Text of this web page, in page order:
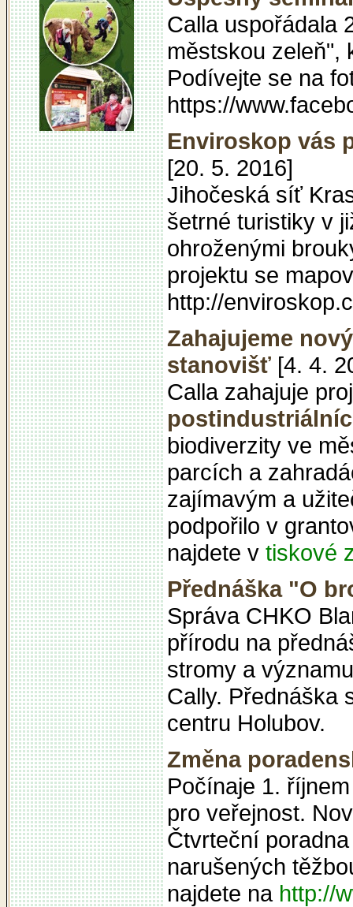
Calla uspořádala
městskou zeleň",
Podívejte se na
https://
Enviroskop vás
[20. 5. 2016]
Jihočeská síť
šetrné turistiky v
ohroženými
projektu se
http://
Zahajujeme
stanovišť [4. 4.
Calla zahajuje
biodiverzity ve
parcích a
zajímavým a
podpořilo v
najdete v tiskové
Přednáška "O
Správa CHKO
přírodu na
stromy a
Cally. Přednáška
centru Holubov.
Změna
Počínaje 1.
pro veřejnost.
Čtvrteční
narušených
najdete na http://